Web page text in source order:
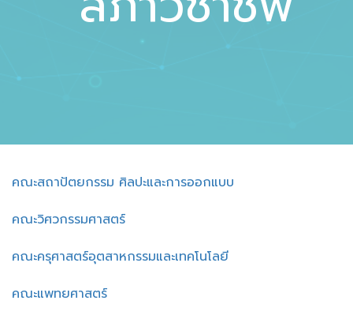
คณะสถาปัตยกรรม ศิลปะและการออกแบบ
คณะวิศวกรรมศาสตร์
คณะครุศาสตร์อุตสาหกรรมและเทคโนโลยี
คณะแพทยศาสตร์